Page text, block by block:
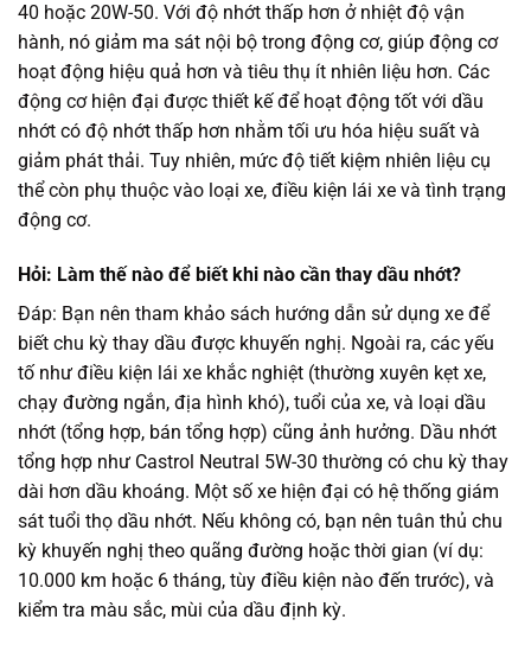
40 hoặc 20W-50. Với độ nhớt thấp hơn ở nhiệt độ vận
hành, nó giảm ma sát nội bộ trong động cơ, giúp động cơ
hoạt động hiệu quả hơn và tiêu thụ ít nhiên liệu hơn. Các
động cơ hiện đại được thiết kế để hoạt động tốt với dầu
nhớt có độ nhớt thấp hơn nhằm tối ưu hóa hiệu suất và
giảm phát thải. Tuy nhiên, mức độ tiết kiệm nhiên liệu cụ
thể còn phụ thuộc vào loại xe, điều kiện lái xe và tình trạng
động cơ.
Hỏi: Làm thế nào để biết khi nào cần thay dầu nhớt?
Đáp: Bạn nên tham khảo sách hướng dẫn sử dụng xe để
biết chu kỳ thay dầu được khuyến nghị. Ngoài ra, các yếu
tố như điều kiện lái xe khắc nghiệt (thường xuyên kẹt xe,
chạy đường ngắn, địa hình khó), tuổi của xe, và loại dầu
nhớt (tổng hợp, bán tổng hợp) cũng ảnh hưởng. Dầu nhớt
tổng hợp như Castrol Neutral 5W-30 thường có chu kỳ thay
dài hơn dầu khoáng. Một số xe hiện đại có hệ thống giám
sát tuổi thọ dầu nhớt. Nếu không có, bạn nên tuân thủ chu
kỳ khuyến nghị theo quãng đường hoặc thời gian (ví dụ:
10.000 km hoặc 6 tháng, tùy điều kiện nào đến trước), và
kiểm tra màu sắc, mùi của dầu định kỳ.